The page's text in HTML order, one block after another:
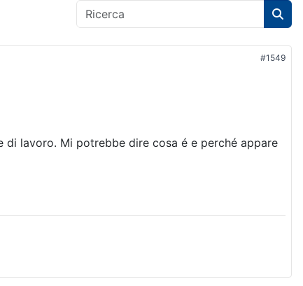
#1549
lavoro. Mi potrebbe dire cosa é e perché appare